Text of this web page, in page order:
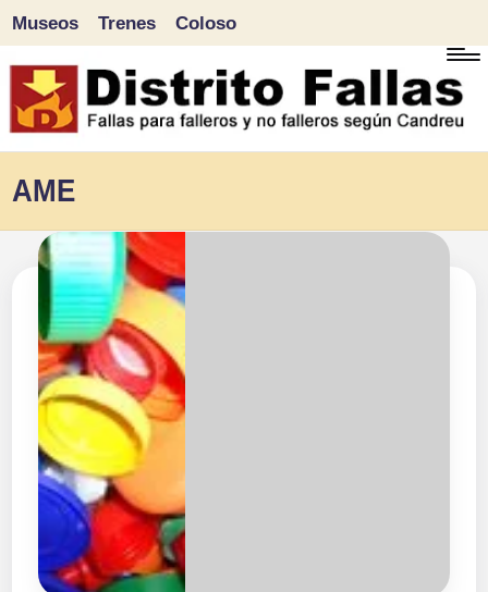
Saltar
al
Museos Trenes Coloso
AME